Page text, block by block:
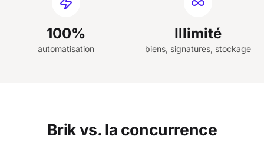
100%
automatisation
Illimité
biens, signatures, stockage
Brik vs. la concurrence